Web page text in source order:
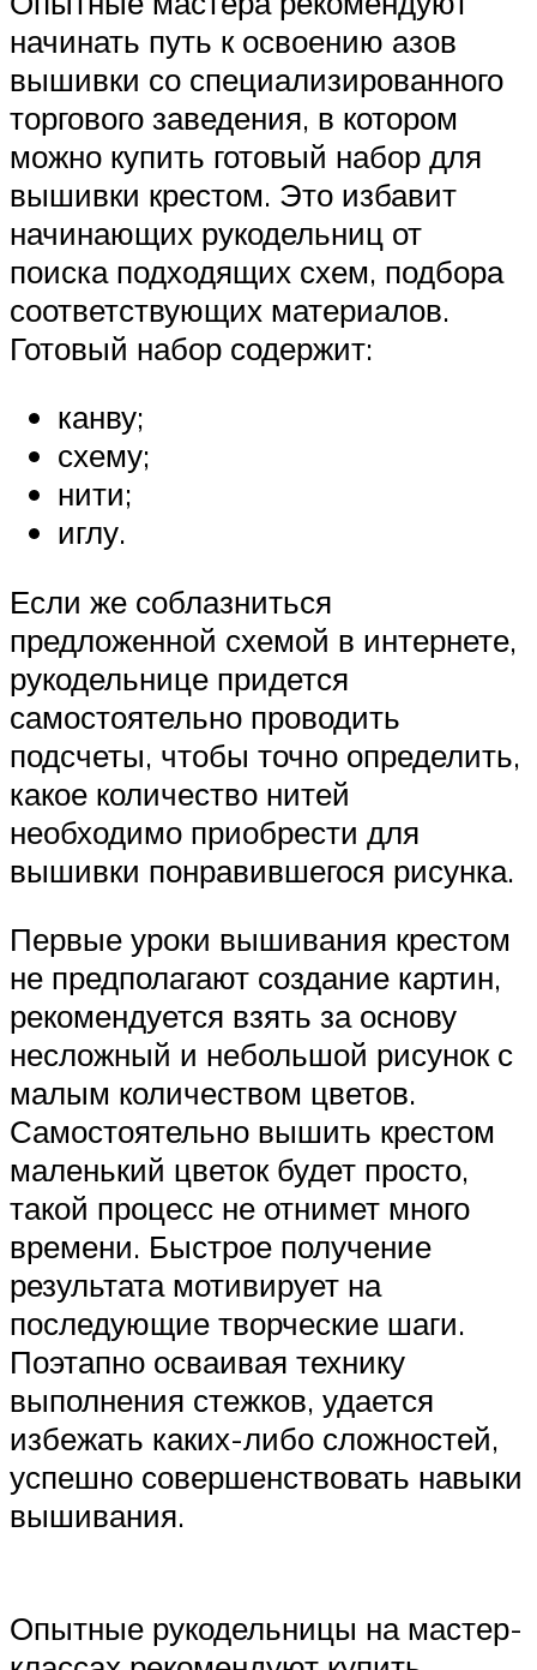
начинать путь к освоению азов
вышивки со специализированного
торгового заведения, в котором
можно купить готовый набор для
вышивки крестом. Это избавит
начинающих рукодельниц от
поиска подходящих схем, подбора
соответствующих материалов.
Готовый набор содержит:
канву;
схему;
нити;
иглу.
Если же соблазниться
предложенной схемой в интернете,
рукодельнице придется
самостоятельно проводить
подсчеты, чтобы точно определить,
какое количество нитей
необходимо приобрести для
вышивки понравившегося рисунка.
Первые уроки вышивания крестом
не предполагают создание картин,
рекомендуется взять за основу
несложный и небольшой рисунок с
малым количеством цветов.
Самостоятельно вышить крестом
маленький цветок будет просто,
такой процесс не отнимет много
времени. Быстрое получение
результата мотивирует на
последующие творческие шаги.
Поэтапно осваивая технику
выполнения стежков, удается
избежать каких-либо сложностей,
успешно совершенствовать навыки
вышивания.
Опытные рукодельницы на мастер-